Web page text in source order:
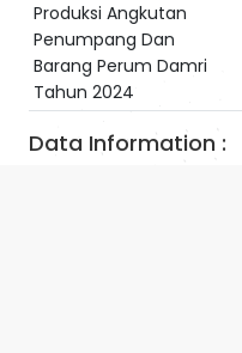
Produksi Angkutan
Penumpang Dan
Barang Perum Damri
Tahun 2024
Data Information :